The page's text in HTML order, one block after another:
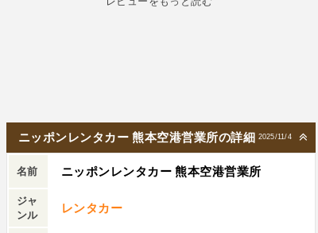
2025/11/4
ニッポンレンタカー 熊本空港営業所の詳細
名前 ニッポンレンタカー 熊本空港営業所
ジャ
ンル
レンタカー